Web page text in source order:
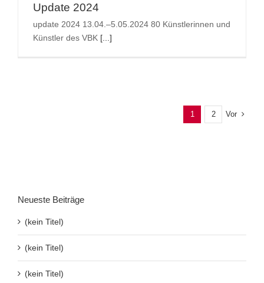
Update 2024
update 2024 13.04.–5.05.2024 80 Künstlerinnen und
Künstler des VBK [...]
1 2 Vor
Neueste Beiträge
(kein Titel)
(kein Titel)
(kein Titel)